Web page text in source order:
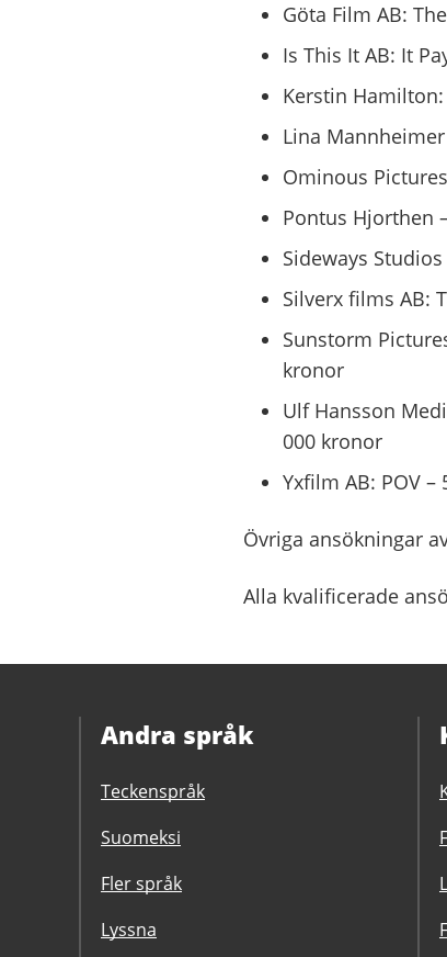
Göta Film AB:
Is This It AB: It
Kerstin
Lina
Ominous
Pontus Hjorthen
Sideways
Silverx films AB:
Sunstorm
kronor
Ulf Hansson
000 kronor
Yxfilm AB: POV –
Övriga ansökningar
Alla kvalificerade
Andra språk
Teckenspråk
Suomeksi
Fler språk
Lyssna